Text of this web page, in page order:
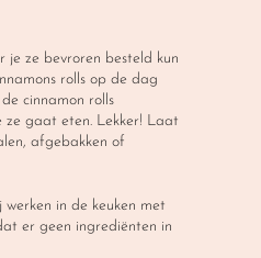
je ze bevroren besteld kun
rolls op de dag
cinnamon rolls
ze gaat eten. Lekker! Laat
afgebakken of
in de keuken met
er geen ingrediënten in